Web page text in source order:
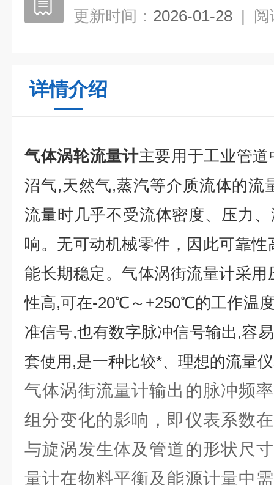
更新时间： 2026-01-28 | 阅
详情介绍
气体涡轮流量计主要用于工业管
沼气,天然气,蒸汽等介质流体的流
流量时几乎不受流体密度、压力
响。无可动机械零件，因此可靠
能长期稳定。气体涡街流量计采
性高,可在-20℃～+250℃的工作温
准信号,也有数字脉冲信号输出,容
套使用,是一种比较*、理想的流量
气体涡街流量计输出的脉冲频
组分变化的影响，即仪表系数
与旋涡发生体及管道的形状尺
量计在物料平衡及能源计量中